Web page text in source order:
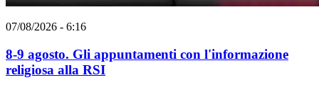
07/08/2026 - 6:16
8-9 agosto. Gli appuntamenti con l'informazione
religiosa alla RSI